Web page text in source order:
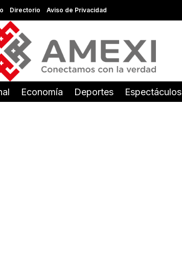
Directorio Aviso de Privacidad
Economía Deportes Espectáculos